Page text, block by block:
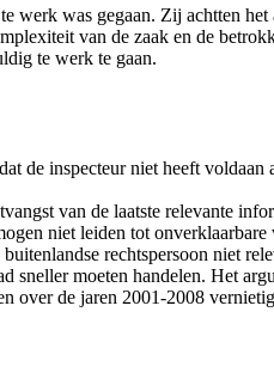
werk was gegaan. Zij achtten
van de zaak en de
te werk te gaan.
de inspecteur niet heeft
van de laatste relevante
niet leiden tot onverklaarbare
rechtspersoon niet
moeten handelen. Het
over de jaren 2001-2008